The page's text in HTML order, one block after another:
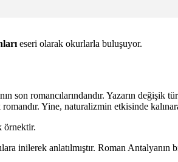
eseri olarak okurlarla buluşuyor.
son romancılarındandır. Yazarın değişik
Yine, naturalizmin etkisinde
örnektir.
inilerek anlatılmıştır. Roman